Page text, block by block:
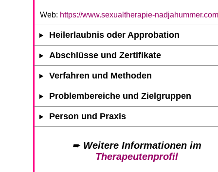
Web: https://www.sexualtherapie-nadjahummer.com
Heilerlaubnis oder Approbation
Abschlüsse und Zertifikate
Verfahren und Methoden
Problembereiche und Zielgruppen
Person und Praxis
➨ Weitere Informationen im
Therapeutenprofil